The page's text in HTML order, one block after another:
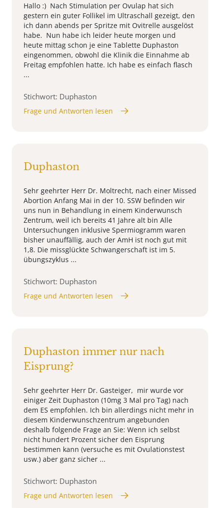
Hallo :) Nach Stimulation per Ovulap hat sich
gestern ein guter Follikel im Ultraschall gezeigt, den
ich dann abends per Spritze mit Ovitrelle ausgelöst
habe. Nun habe ich leider heute morgen und
heute mittag schon je eine Tablette Duphaston
eingenommen, obwohl die Klinik die Einnahme ab
Freitag empfohlen hatte. Ich habe es einfach flasch
...
Stichwort: Duphaston
Frage und Antworten lesen
Duphaston
Sehr geehrter Herr Dr. Moltrecht, nach einer Missed
Abortion Anfang Mai in der 10. SSW befinden wir
uns nun in Behandlung in einem Kinderwunsch
Zentrum, weil ich bereits 41 Jahre alt bin Alle
Untersuchungen inklusive Spermiogramm waren
bisher unauffällig, auch der AmH ist noch gut mit
1,8. Die missglückte Schwangerschaft ist im 5.
übungszyklus ...
Stichwort: Duphaston
Frage und Antworten lesen
Duphaston immer nur nach
Eisprung?
Sehr geehrter Herr Dr. Gasteiger, mir wurde vor
einiger Zeit Duphaston (10mg 3 Mal pro Tag) nach
dem ES empfohlen. Ich bin allerdings nicht mehr in
diesem Kinderwunschzentrum angebunden
deshalb folgende Frage an Sie: Wenn ich selbst
nicht hundert Prozent sicher den Eisprung
bestimmen kann (versuche es mit Ovulationstest
usw.) aber ganz sicher ...
Stichwort: Duphaston
Frage und Antworten lesen